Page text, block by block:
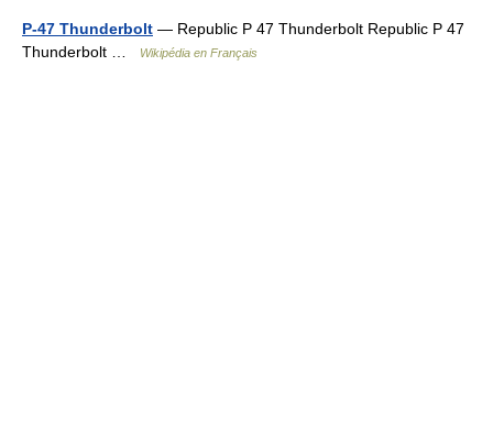
P-47 Thunderbolt — Republic P 47 Thunderbolt Republic P 47
Thunderbolt …
Wikipédia en Français